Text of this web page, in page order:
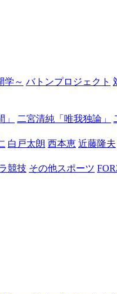
学～ バトンプロジェクト
二宮清純「唯我独論」
白戸太朗 西本恵 近藤隆夫
競技 その他スポーツ